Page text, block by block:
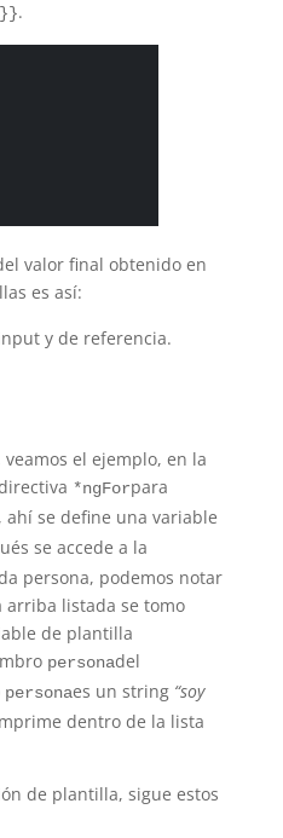
.
valor final obtenido en
es así:
y de referencia.
el ejemplo, en la
*ngForpara
ahí se define una variable
se accede a la
persona, podemos notar
listada se tomo
de plantilla
personadel
personaes un string “soy
dentro de la lista
de plantilla, sigue estos